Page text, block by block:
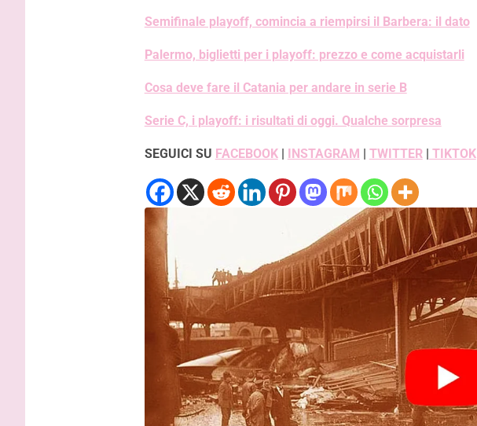
Semifinale playoff, comincia a riempirsi il Barbera: il dato
Palermo, biglietti per i playoff: prezzo e come acquistarli
Cosa deve fare il Catania per andare in serie B
Serie C, i playoff: i risultati di oggi. Qualche sorpresa
SEGUICI SU FACEBOOK| INSTAGRAM | TWITTER| TIKTOK